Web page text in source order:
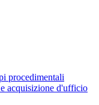
procedimentali
acquisizione d'ufficio